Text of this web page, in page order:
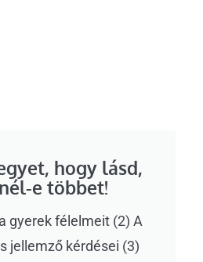
hogy lásd,
e többet!
gyerek félelmeit (2) A
jellemző kérdései (3)